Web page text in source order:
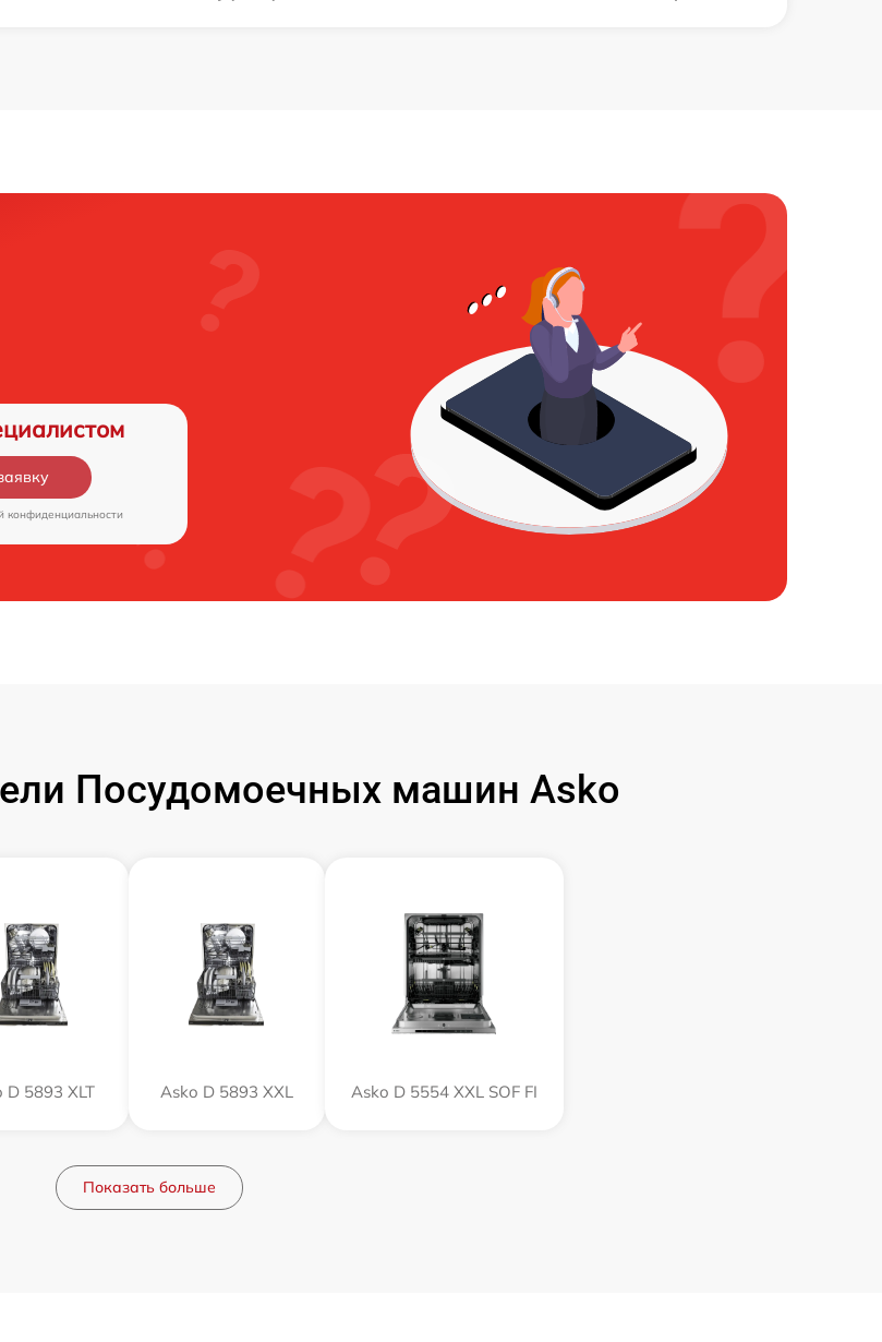
конфиденциальности
Посудомоечных машин Asko
D 5893 XLT Asko D 5893 XXL Asko D 5554 XXL SOF FI
Показать больше